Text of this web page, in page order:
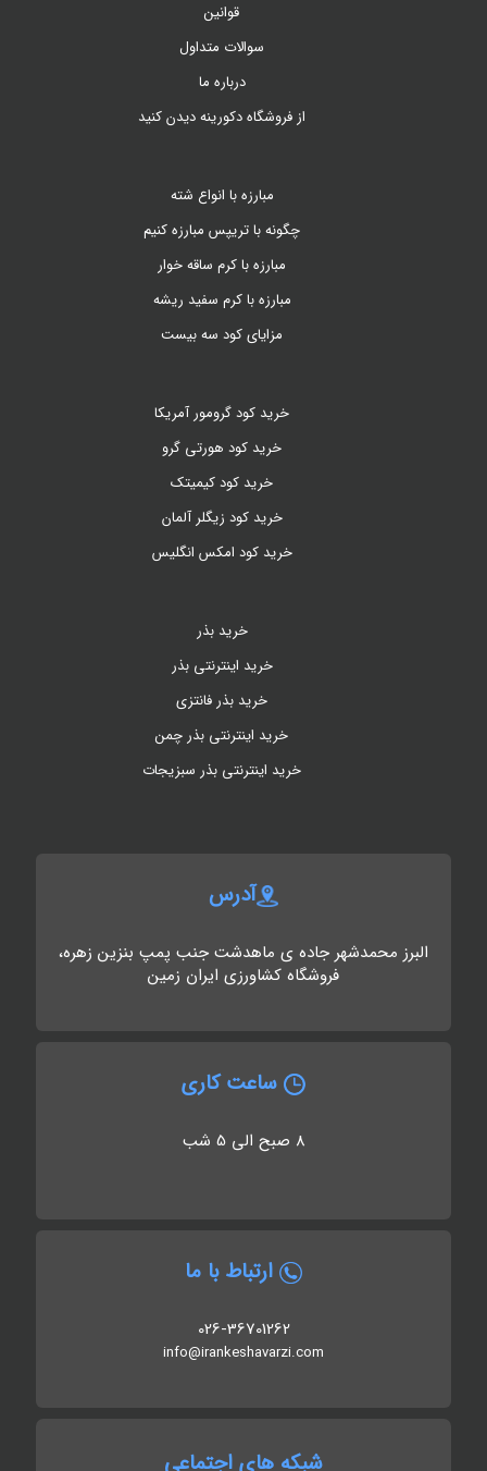
قوانین
سوالات متداول
درباره ما
از فروشگاه دکورینه دیدن کنید
مبارزه با انواع شته
چگونه با تریپس مبارزه کنیم
مبارزه با کرم ساقه خوار
مبارزه با کرم سفید ریشه
مزایای کود سه بیست
خرید کود گرومور آمریکا
خرید کود هورتی گرو
خرید کود کیمیتک
خرید کود زیگلر آلمان
خرید کود امکس انگلیس
خرید بذر
خرید اینترنتی بذر
خرید بذر فانتزی
خرید اینترنتی بذر چمن
خرید اینترنتی بذر سبزیجات
آدرس
البرز محمدشهر جاده ی ماهدشت جنب پمپ بنزین زهره،
فروشگاه کشاورزی ایران زمین
ساعت کاری
8 صبح الی 5 شب
ارتباط با ما
026-36701262
info@irankeshavarzi.com
شبکه های اجتماعی